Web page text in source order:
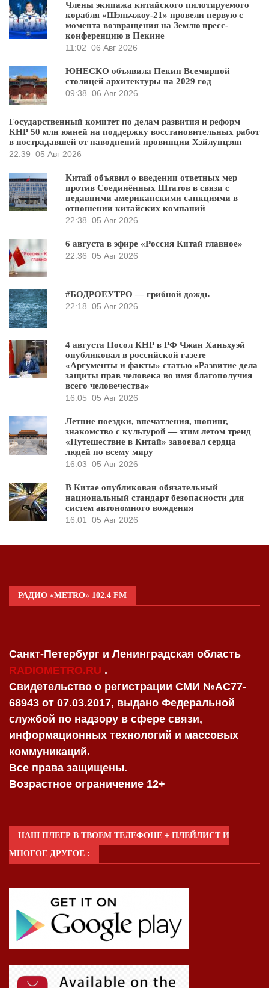
Члены экипажа китайского пилотируемого
корабля «Шэньчжоу-21» провели первую с
момента возвращения на Землю пресс-
конференцию в Пекине
11:02 06 Авг 2026
ЮНЕСКО объявила Пекин Всемирной
столицей архитектуры на 2029 год
09:38 06 Авг 2026
Государственный комитет по делам развития и реформ
КНР 50 млн юаней на поддержку восстановительных работ
в пострадавшей от наводнений провинции Хэйлунцзян
22:39 05 Авг 2026
Китай объявил о введении ответных мер
против Соединённых Штатов в связи с
недавними американскими санкциями в
отношении китайских компаний
22:38 05 Авг 2026
6 августа в эфире «Россия Китай главное»
22:36 05 Авг 2026
#БОДРОЕУТРО — грибной дождь
22:18 05 Авг 2026
4 августа Посол КНР в РФ Чжан Ханьхуэй
опубликовал в российской газете
«Аргументы и факты» статью «Развитие дела
защиты прав человека во имя благополучия
всего человечества»
16:05 05 Авг 2026
Летние поездки, впечатления, шопинг,
знакомство с культурой — этим летом тренд
«Путешествие в Китай» завоевал сердца
людей по всему миру
16:03 05 Авг 2026
В Китае опубликован обязательный
национальный стандарт безопасности для
систем автономного вождения
16:01 05 Авг 2026
РАДИО «METRO» 102.4 FM
Санкт-Петербург и Ленинградская область
RADIOMETRO.RU .
Свидетельство о регистрации СМИ №AC77-
68943 от 07.03.2017, выдано Федеральной
службой по надзору в сфере связи,
информационных технологий и массовых
коммуникаций.
Все права защищены.
Возрастное ограничение 12+
НАШ ПЛЕЕР В ТВОЕМ ТЕЛЕФОНЕ + ПЛЕЙЛИСТ И
МНОГОЕ ДРУГОЕ :